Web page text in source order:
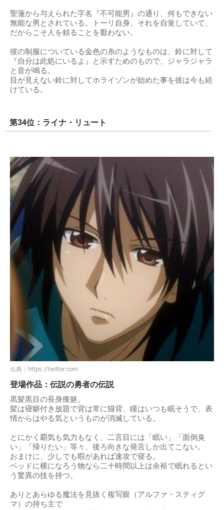
聖蓮から与えられた字名『不可能男』の通り、何もできない
無能な男とされている。トーリ自身、それを自覚していて、
だからこそ人を頼ることを厭わない。
彼の制服についている金色の糸のようなものは、鈴に対して
『自分は此処にいるよ』と示すためのもので、ジャラジャラ
と音が鳴る。
目が見えない鈴に対してホライゾンが始めた事を彼は今も続
けている。
第34位：ライナ・リュート
出典： https://twitter.com
登場作品：伝説の勇者の伝説
黒髪黒目の長身痩躯。
髪は寝癖付き放題で背は常に猫背、瞳はいつも眠そうで、表
情からはやる気というものが消滅している。
とにかく覇気も気力もなく、二言目には「眠い」「面倒臭
い」「帰りたい」等々、後ろ向きな発言しか出てこない。
おまけに、少しでも暇があれば速攻で寝る。
ベッドに横になろう物なら二十時間以上は余裕で眠れるとい
う驚異の技を持つ。
ありとあらゆる魔法を見抜く複写眼（アルファ・スティグ
マ）の持ち主で